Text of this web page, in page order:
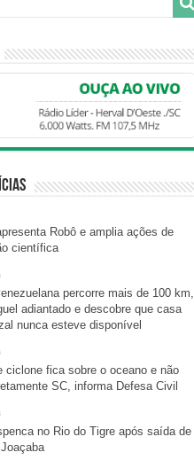
Robô e amplia ações de
científica
percorre mais de 100 km,
adiantado e descobre que casa
nunca esteve disponível
ciclone fica sobre o oceano e não
SC, informa Defesa Civil
no Rio do Tigre após saída de